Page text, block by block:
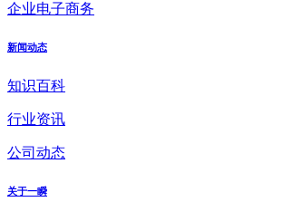
企业电子商务
新闻动态
知识百科
行业资讯
公司动态
关于一瞬